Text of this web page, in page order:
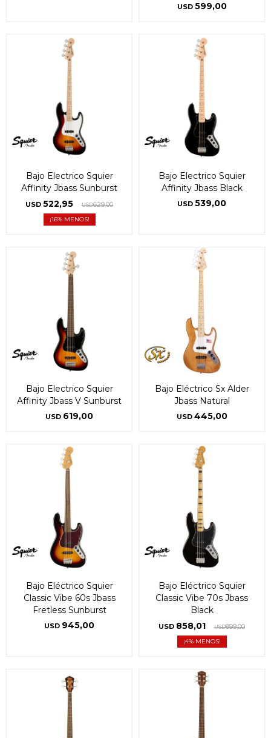
USD 599,00
Bajo Electrico Squier
Affinity Jbass Sunburst
USD 522,95 USD629,00
16
Bajo Electrico Squier
Affinity Jbass Black
USD 539,00
Bajo Electrico Squier
Affinity Jbass V Sunburst
USD 619,00
Bajo Eléctrico Sx Alder
Jbass Natural
USD 445,00
Bajo Eléctrico Squier
Classic Vibe 60s Jbass
Fretless Sunburst
USD 945,00
Bajo Eléctrico Squier
Classic Vibe 70s Jbass
Black
USD 858,01 USD899,00
4